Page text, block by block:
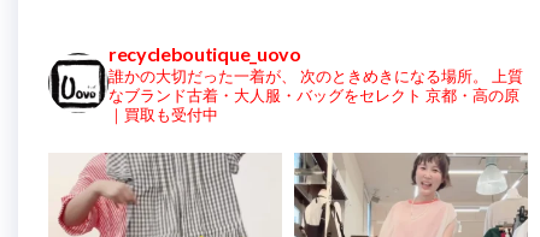
recycleboutique_uovo
誰かの大切だった一着が、 次のときめきになる場所。
上質
なブランド古着・大人服・バッグをセレクト 京都・高の原
｜買取も受付中